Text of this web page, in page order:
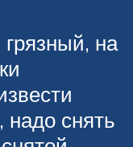
на
надо снять